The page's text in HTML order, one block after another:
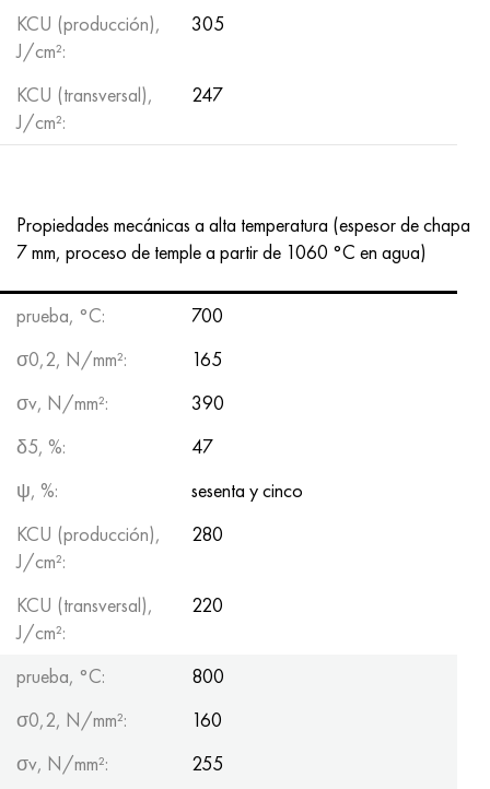
KCU (producción),
J/cm²:
305
KCU (transversal),
J/cm²:
247
Propiedades mecánicas a alta temperatura (espesor de chapa
7 mm, proceso de temple a partir de 1060 °C en agua)
prueba, °С:
700
σ0,2, N/mm²:
165
σv, N/mm²:
390
δ5, %:
47
ψ, %:
sesenta y cinco
KCU (producción),
J/cm²:
280
KCU (transversal),
J/cm²:
220
prueba, °С:
800
σ0,2, N/mm²:
160
σv, N/mm²:
255